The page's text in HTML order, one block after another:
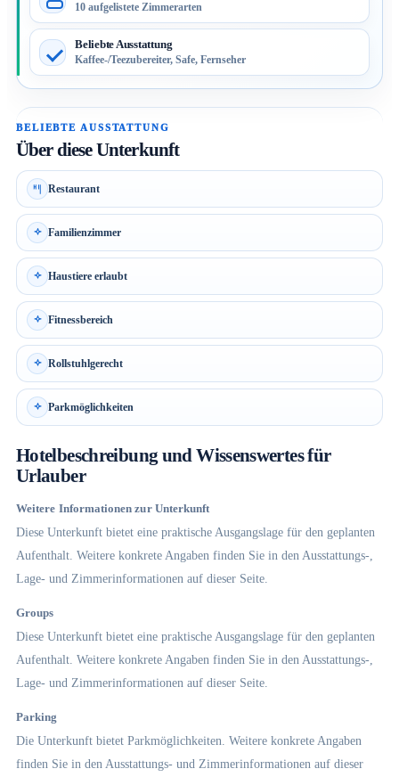
10 aufgelistete Zimmerarten
Beliebte Ausstattung
Kaffee-/Teezubereiter, Safe, Fernseher
BELIEBTE AUSSTATTUNG
Über diese Unterkunft
Restaurant
Familienzimmer
Haustiere erlaubt
Fitnessbereich
Rollstuhlgerecht
Parkmöglichkeiten
Hotelbeschreibung und Wissenswertes für
Urlauber
Weitere Informationen zur Unterkunft
Diese Unterkunft bietet eine praktische Ausgangslage für den geplanten
Aufenthalt. Weitere konkrete Angaben finden Sie in den Ausstattungs-,
Lage- und Zimmerinformationen auf dieser Seite.
Groups
Diese Unterkunft bietet eine praktische Ausgangslage für den geplanten
Aufenthalt. Weitere konkrete Angaben finden Sie in den Ausstattungs-,
Lage- und Zimmerinformationen auf dieser Seite.
Parking
Die Unterkunft bietet Parkmöglichkeiten. Weitere konkrete Angaben
finden Sie in den Ausstattungs- und Zimmerinformationen auf dieser